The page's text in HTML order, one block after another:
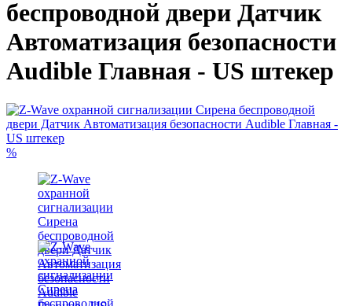
беспроводной двери Датчик
Автоматизация безопасности
Audible Главная - US штекер
%